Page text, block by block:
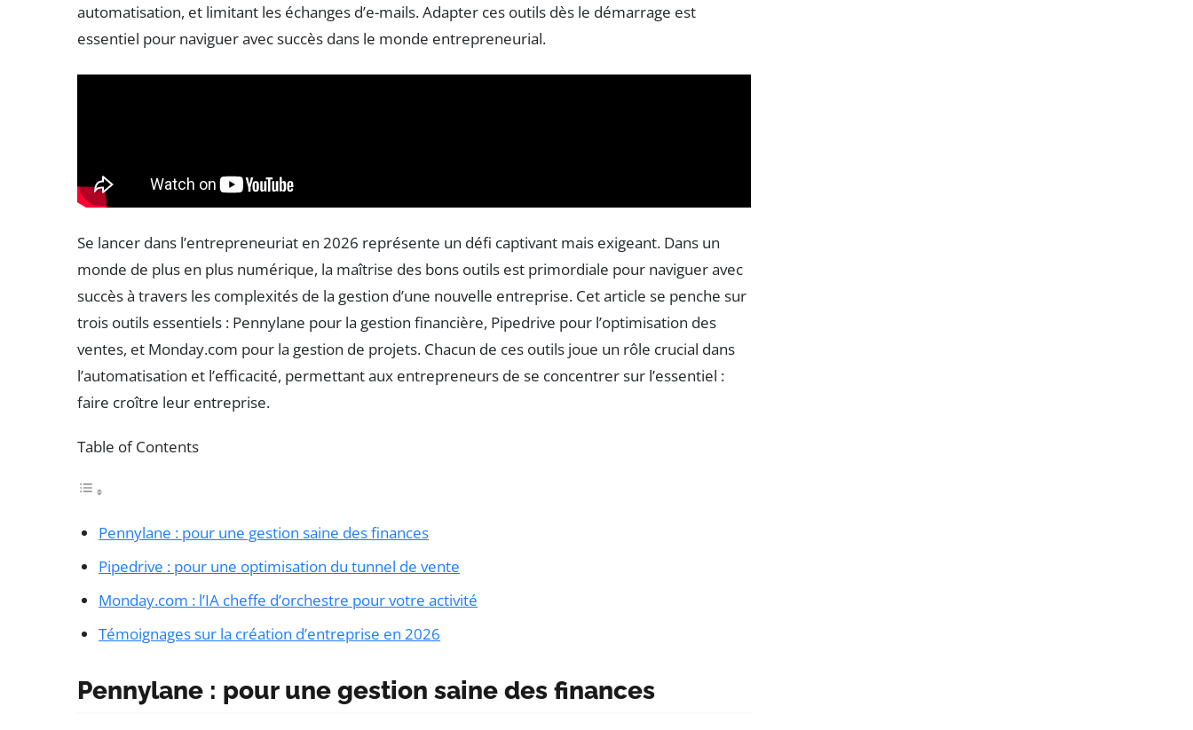
automatisation, et limitant les échanges d’e-mails. Adapter ces outils dès le démarrage est
essentiel pour naviguer avec succès dans le monde entrepreneurial.
Se lancer dans l’entrepreneuriat en 2026 représente un défi captivant mais exigeant. Dans un
monde de plus en plus numérique, la maîtrise des bons outils est primordiale pour naviguer avec
succès à travers les complexités de la gestion d’une nouvelle entreprise. Cet article se penche sur
trois outils essentiels : Pennylane pour la gestion financière, Pipedrive pour l’optimisation des
ventes, et Monday.com pour la gestion de projets. Chacun de ces outils joue un rôle crucial dans
l’automatisation et l’efficacité, permettant aux entrepreneurs de se concentrer sur l’essentiel :
faire croître leur entreprise.
Table of Contents
Pennylane : pour une gestion saine des finances
Pipedrive : pour une optimisation du tunnel de vente
Monday.com : l’IA cheffe d’orchestre pour votre activité
Témoignages sur la création d’entreprise en 2026
Pennylane : pour une gestion saine des finances